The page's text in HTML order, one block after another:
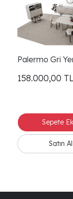
Palermo Gri
158.000,00 TL